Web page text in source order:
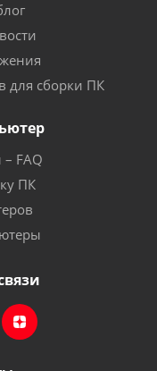
для сборки ПК
FAQ
ПК